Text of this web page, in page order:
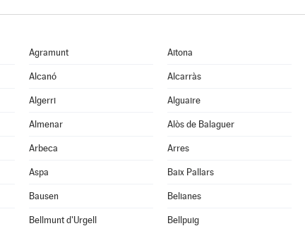
Agramunt Aitona
Alcanó Alcarràs
Algerri Alguaire
Almenar Alòs de Balaguer
Arbeca Arres
Aspa Baix Pallars
Bausen Belianes
Bellmunt d'Urgell Bellpuig